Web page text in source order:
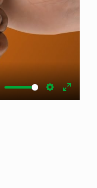
Settings
Enter